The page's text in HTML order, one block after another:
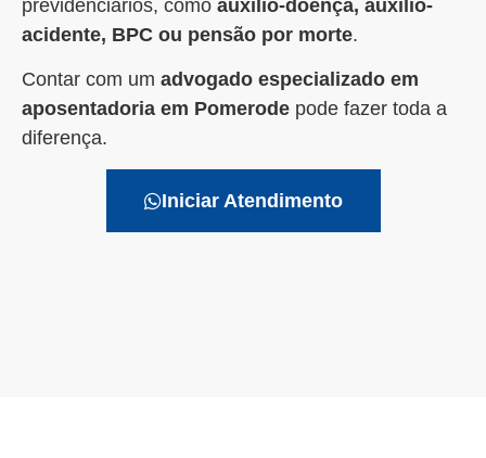
previdenciários, como auxílio-doença, auxílio-
acidente, BPC ou pensão por morte.
Contar com um advogado especializado em
aposentadoria em Pomerode pode fazer toda a
diferença.
Iniciar Atendimento